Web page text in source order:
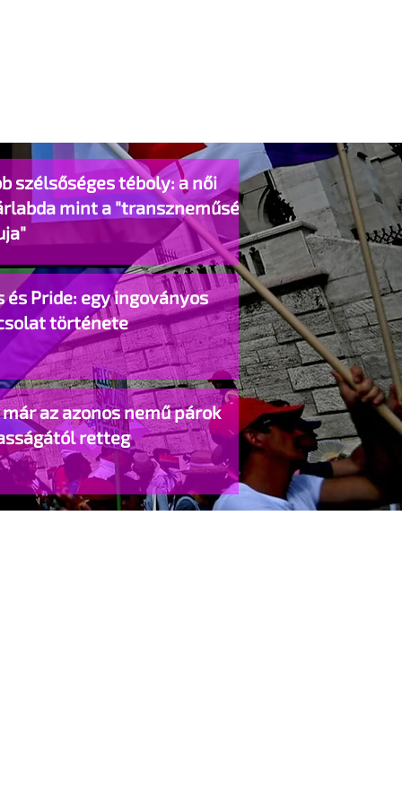
szélsőséges téboly: a női
mint a "transzneműség
és Pride: egy ingoványos
története
már az azonos nemű párok
retteg